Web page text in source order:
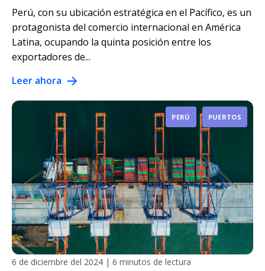
Perú, con su ubicación estratégica en el Pacífico, es un
protagonista del comercio internacional en América
Latina, ocupando la quinta posición entre los
exportadores de...
Leer ahora
PERÚ PUERTOS
6 de diciembre del 2024 | 6 minutos de lectura